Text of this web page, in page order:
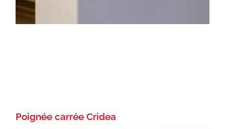
Poignée carrée Cridea